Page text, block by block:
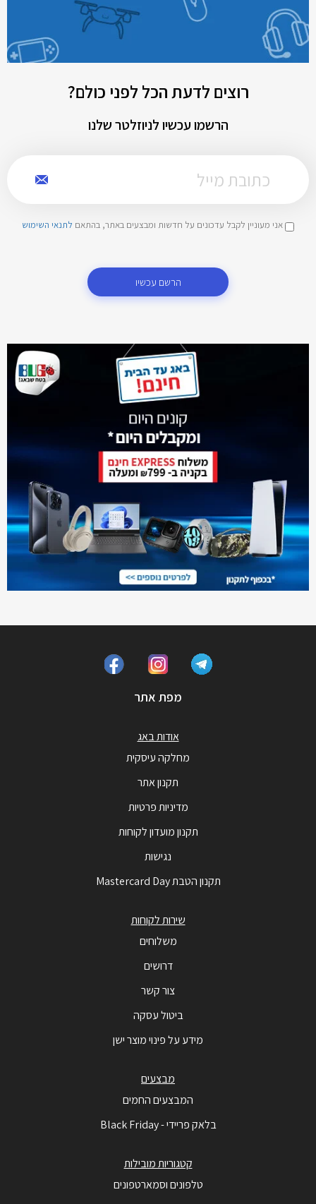
רוצים לדעת הכל לפני כולם?
הרשמו עכשיו לניוזלטר שלנו
אני מעוניין לקבל עדכונים על חדשות ומבצעים באתר, בהתאם לתנאי השימוש
הרשם עכשיו
מפת אתר
אודות באג
מחלקה עיסקית
תקנון אתר
מדיניות פרטיות
תקנון מועדון לקוחות
נגישות
תקנון הטבת Mastercard Day
שירות לקוחות
משלוחים
דרושים
צור קשר
ביטול עסקה
מידע על פינוי מוצר ישן
מבצעים
המבצעים החמים
בלאק פריידי - Black Friday
קטגוריות מובילות
טלפונים וסמארטפונים